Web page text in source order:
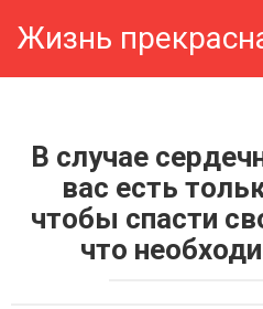
Жизнь
В случае
вас есть
чтобы спасти
что